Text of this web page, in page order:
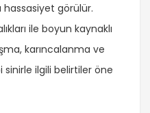
görülür.
ile boyun kaynaklı
karıncalanma ve
sinirle ilgili belirtiler öne